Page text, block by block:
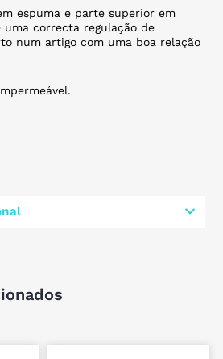
espuma e parte superior em
correcta regulação de
num artigo com uma boa relação